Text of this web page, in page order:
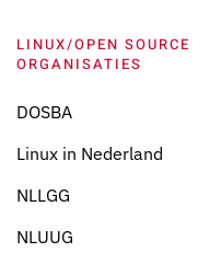
LINUX/OPEN SOURCE
ORGANISATIES
DOSBA
Linux in Nederland
NLLGG
NLUUG